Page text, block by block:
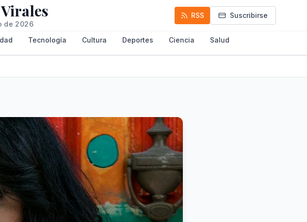
de 2026
RSS Suscribirse
Tecnología Cultura Deportes Ciencia Salud